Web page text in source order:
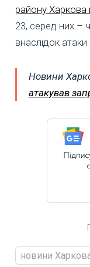
району Харкова
23, серед них –
внаслідок
Новини
атакував
новини